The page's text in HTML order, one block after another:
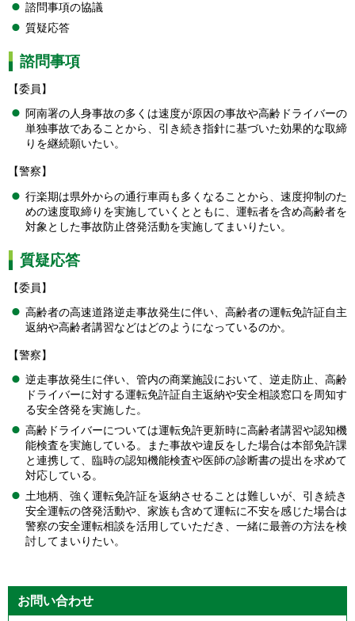
諮問事項の協議
質疑応答
諮問事項
【委員】
阿南署の人身事故の多くは速度が原因の事故や高齢ドライバーの
単独事故であることから、引き続き指針に基づいた効果的な取締
りを継続願いたい。
【警察】
行楽期は県外からの通行車両も多くなることから、速度抑制のた
めの速度取締りを実施していくとともに、運転者を含め高齢者を
対象とした事故防止啓発活動を実施してまいりたい。
質疑応答
【委員】
高齢者の高速道路逆走事故発生に伴い、高齢者の運転免許証自主
返納や高齢者講習などはどのようになっているのか。
【警察】
逆走事故発生に伴い、管内の商業施設において、逆走防止、高齢
ドライバーに対する運転免許証自主返納や安全相談窓口を周知す
る安全啓発を実施した。
高齢ドライバーについては運転免許更新時に高齢者講習や認知機
能検査を実施している。また事故や違反をした場合は本部免許課
と連携して、臨時の認知機能検査や医師の診断書の提出を求めて
対応している。
土地柄、強く運転免許証を返納させることは難しいが、引き続き
安全運転の啓発活動や、家族も含めて運転に不安を感じた場合は
警察の安全運転相談を活用していただき、一緒に最善の方法を検
討してまいりたい。
お問い合わせ